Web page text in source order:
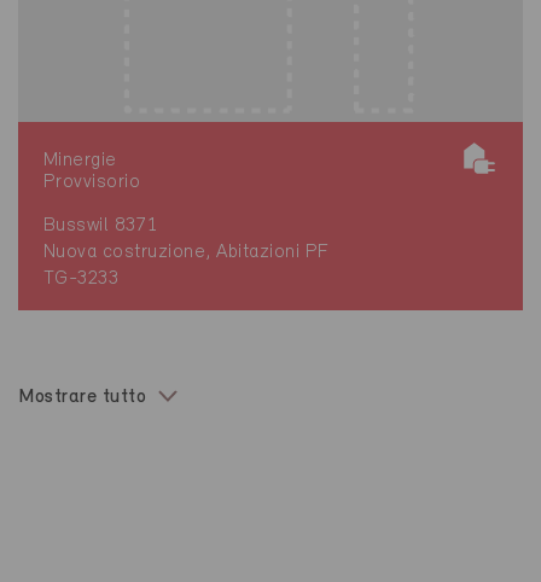
Minergie
Provvisorio
Busswil 8371
Nuova costruzione, Abitazioni PF
TG-3233
Mostrare tutto